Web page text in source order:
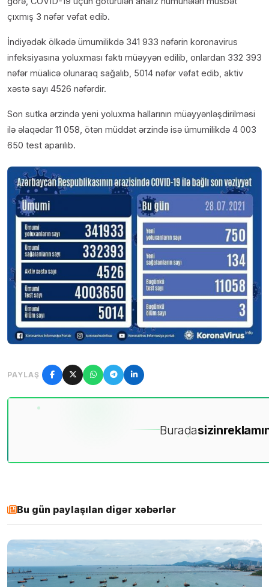
çıxmış 3 nəfər vəfat edib.
İndiyədək ölkədə ümumilikdə 341 933 nəfərin koronavirus
infeksiyasına yoluxması faktı müəyyən edilib, onlardan 332 393
nəfər müalicə olunaraq sağalıb, 5014 nəfər vəfat edib, aktiv
xəstə sayı 4526 nəfərdir.
Son sutka ərzində yeni yoluxma hallarının müəyyənləşdirilməsi
ilə əlaqədar 11 058, ötən müddət ərzində isə ümumilikdə 4 003
650 test aparılıb.
PAYLAŞ
Buradasizin
Bu gün paylaşılan digər xəbərlər